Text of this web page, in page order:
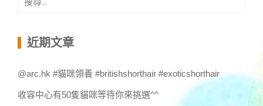
鍵 近期文章
@arc.hk #貓咪領養 #britishshorthair #exoticshorthair
收容中心有50隻貓咪等待你來挑選^^